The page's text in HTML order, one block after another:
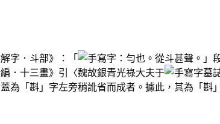
字．斗部》：「
：勻也。從斗甚聲。」
．十三畫》引〈魏故銀青光祿大夫于
墓
蓋為「斟」字左旁稍訛省而成者。據此，其為「斟